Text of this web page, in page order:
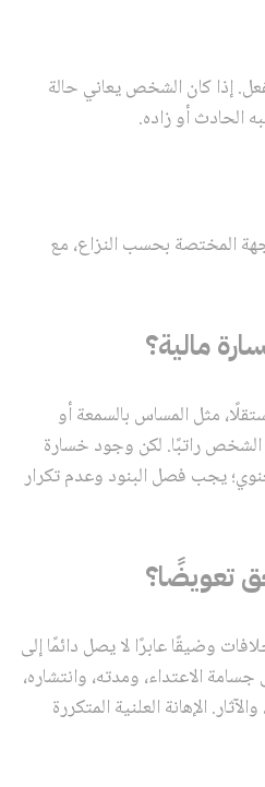
إذا كان الشخص يعاني حالة
الحادث أو زاده.
المختصة بحسب النزاع، مع
مالية؟
مثل المساس بالسمعة أو
راتبًا. لكن وجود خسارة
يجب فصل البنود وعدم تكرار
تعويضًا؟
وضيقًا عابرًا لا يصل دائمًا إلى
الاعتداء، ومدته، وانتشاره،
الإهانة العلنية المتكررة